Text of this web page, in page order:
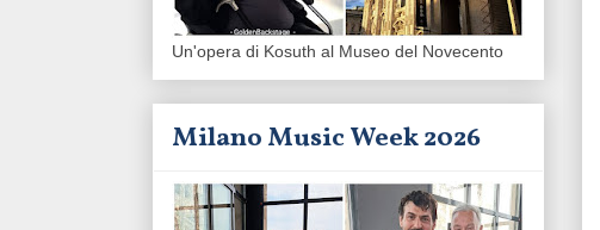
Un'opera di Kosuth al Museo del Novecento
Milano Music Week 2026